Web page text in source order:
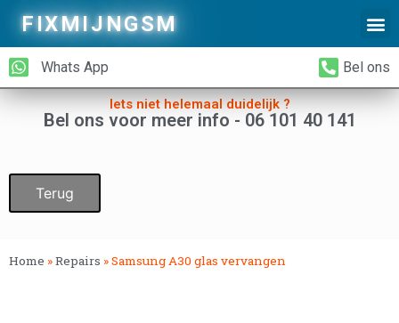
FIXMIJNGSM
Whats App Bel ons
Iets niet helemaal duidelijk ?
Bel ons voor meer info - 06 101 40 141
Terug
Home »Repairs »Samsung A30 glas vervangen